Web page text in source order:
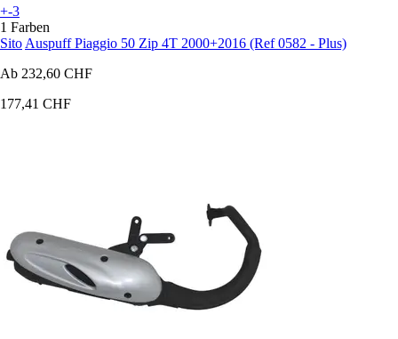
+-3
1 Farben
Sito Auspuff Piaggio 50 Zip 4T 2000+2016 (Ref 0582 - Plus)
Ab 232,60 CHF
177,41 CHF